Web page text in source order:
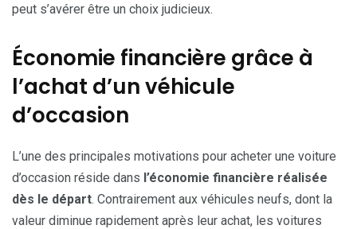
peut s’avérer être un choix judicieux.
Économie financière grâce à
l’achat d’un véhicule
d’occasion
L’une des principales motivations pour acheter une voiture
d’occasion réside dans l’économie financière réalisée
dès le départ. Contrairement aux véhicules neufs, dont la
valeur diminue rapidement après leur achat, les voitures